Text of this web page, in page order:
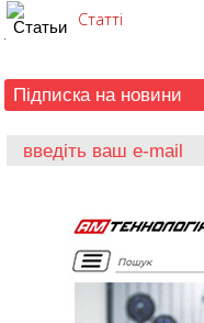
Статті
Підписка на новини